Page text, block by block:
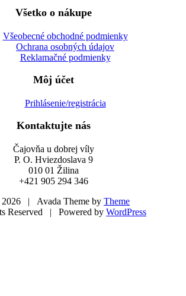
Všetko o nákupe
Všeobecné obchodné podmienky
Ochrana osobných údajov
Reklamačné podmienky
Môj účet
Prihlásenie/registrácia
Kontaktujte nás
Čajovňa u dobrej víly
P. O. Hviezdoslava 9
010 01 Žilina
+421 905 294 346
2026 | Avada Theme by Theme
Reserved | Powered by WordPress